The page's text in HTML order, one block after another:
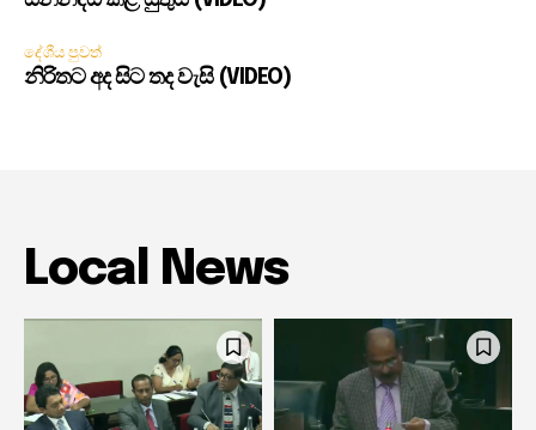
දේශීය පුවත්
නිරිතට අද සිට තද වැසි (VIDEO)
Local News